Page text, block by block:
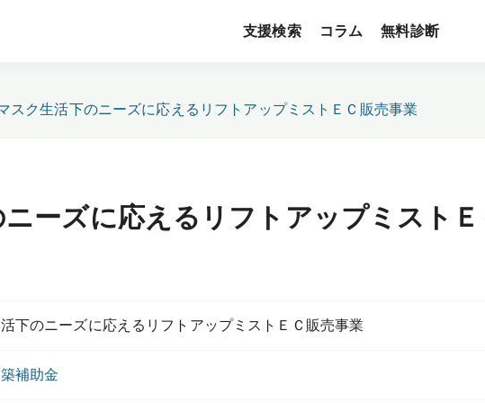
支援検索 コラム 無料診断
スク生活下のニーズに応えるリフトアップミストＥＣ販売事業
ーズに応えるリフトアップミスト
下のニーズに応えるリフトアップミストＥＣ販売事業
補助金